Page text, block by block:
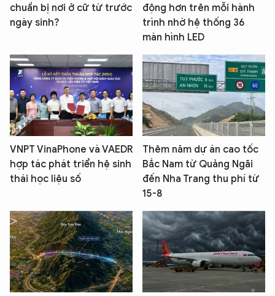
chuẩn bị nơi ở cữ từ trước
ngày sinh?
động hơn trên mỗi hành
trình nhờ hệ thống 36
màn hình LED
VNPT VinaPhone và VAEDR
hợp tác phát triển hệ sinh
thái học liệu số
Thêm năm dự án cao tốc
Bắc Nam từ Quảng Ngãi
đến Nha Trang thu phí từ
15-8